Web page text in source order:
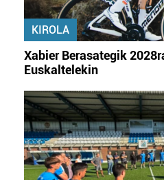
fitxategiak erabiltzen ditu.
zerbitzuak hobetzeko asmoz,
baliatzen gara. Ohar hau
erabiltzeko baimen esplizitua
KIROLA
Xabier Berasategik
Euskaltelekin